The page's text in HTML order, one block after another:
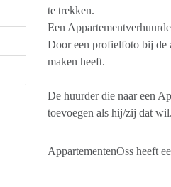
te trekken.
Een
Door een profielfoto bij de
maken heeft.
De huurder die naar een
toevoegen als hij/zij dat wil.
AppartementenOss heeft